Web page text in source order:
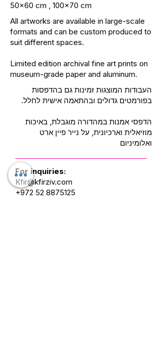
50x60 cm , 100x70 cm
All artworks are available in large-scale
formats and can be custom produced to
suit different spaces.
Limited edition archival fine art prints on
museum-grade paper and aluminum.
העבודות המוצגות זמינות גם בהדפסות
בפורמטים גדולים ובהתאמה אישית לחלל.
הדפסי אמנות במהדורה מוגבלת, באיכות
מוזיאלית וארכיונית, על נייר פיין ארט
ואלומיניום
For inquiries:
Kfir@kfirziv.com
+972 52 8875125